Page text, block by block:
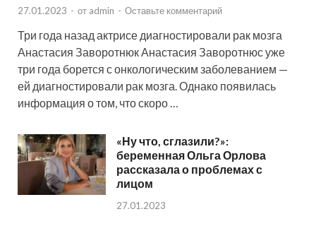
27.01.2023 - от admin - Оставьте комментарий
Три года назад актрисе диагностировали рак мозга
Анастасия Заворотнюк Анастасия Заворотнюс уже
три года борется с онкологическим заболеванием —
ей диагностировали рак мозга. Однако появилась
информация о том, что скоро …
«Ну что, сглазили?»:
беременная Ольга Орлова
рассказала о проблемах с
лицом
27.01.2023